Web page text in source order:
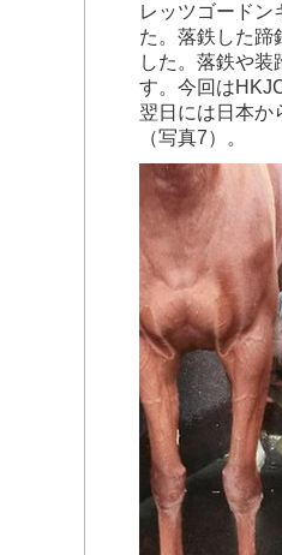
レッツゴードン
た。落鉄した蹄
した。落鉄や
す。今回は
翌日には日本か
（写真7）。